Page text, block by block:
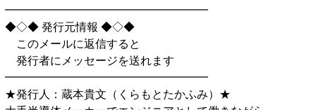
━━━━━━━━━━━━━━━━━━
◆◇◆ 発行元情報 ◆◇◆
このメールに返信すると
発行者にメッセージを送れます
━━━━━━━━━━━━━━━━━━
★発行人：蔵本貴文（くらもとたかふみ）★